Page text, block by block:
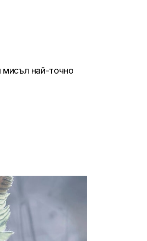
мисъл най-точно